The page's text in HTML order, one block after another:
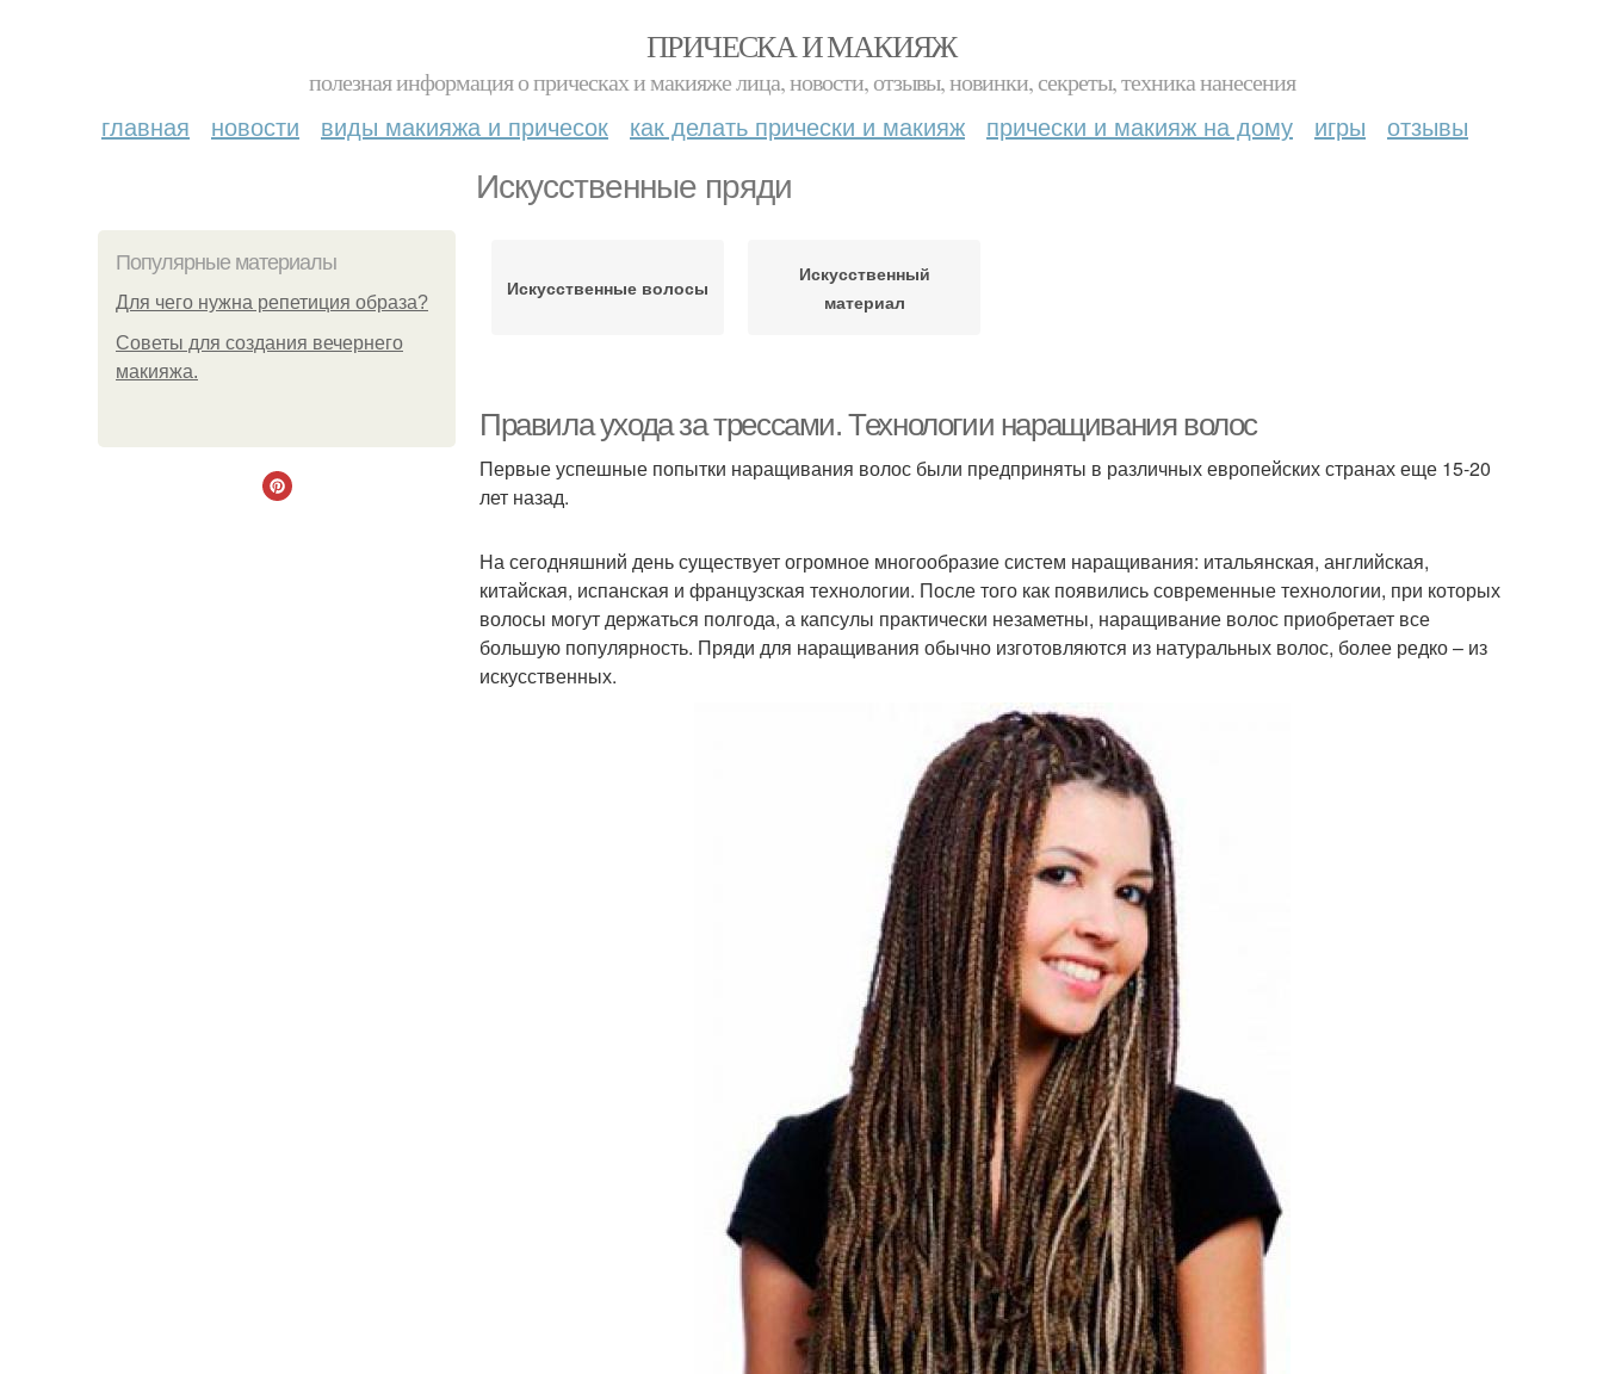
ПРИЧЕСКА И МАКИЯЖ
полезная информация о прическах и макияже лица, новости, отзывы, новинки, секреты, техника нанесения
главная новости виды макияжа и причесок как делать прически и макияж прически и макияж на дому игры отзывы
Искусственные пряди
Популярные материалы
Для чего нужна репетиция образа?
Советы для создания вечернего
макияжа.
Искусственные волосы
Искусственный
материал
Правила ухода за трессами. Технологии наращивания волос
Первые успешные попытки наращивания волос были предприняты в различных европейских странах еще 15-20
лет назад.
На сегодняшний день существует огромное многообразие систем наращивания: итальянская, английская,
китайская, испанская и французская технологии. После того как появились современные технологии, при которых
волосы могут держаться полгода, а капсулы практически незаметны, наращивание волос приобретает все
большую популярность. Пряди для наращивания обычно изготовляются из натуральных волос, более редко – из
искусственных.